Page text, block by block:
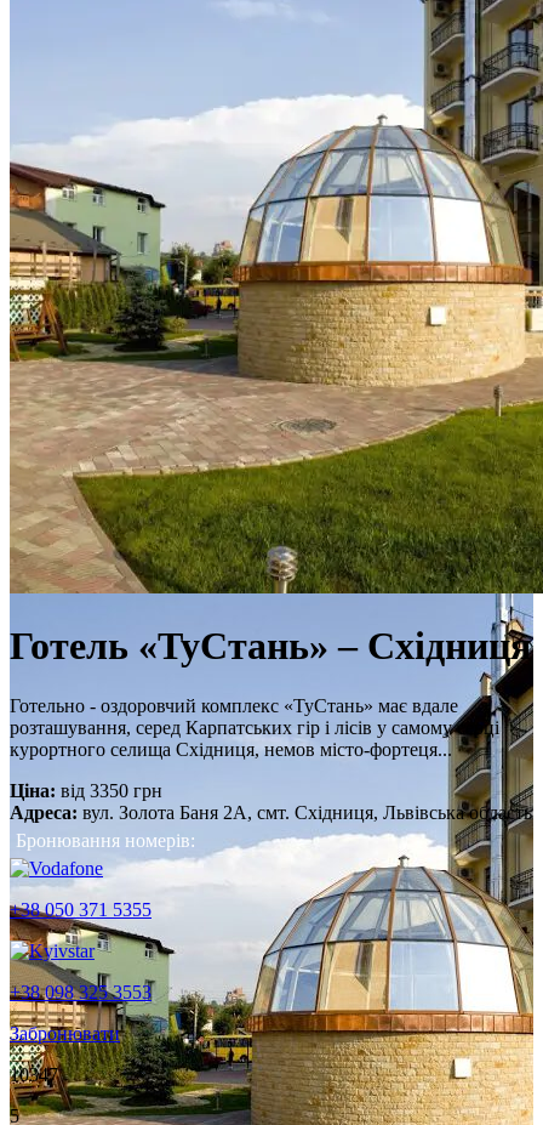
Готель «ТуСтань» – Східниця
Готельно - оздоровчий комплекс «ТуСтань» має вдале
розташування, серед Карпатських гір і лісів у самому серці
курортного селища Східниця, немов місто-фортеця...
Ціна: від 3350 грн
Адреса: вул. Золота Баня 2А, смт. Східниця, Львівська область
Бронювання номерів:
+38 050 371 5355
+38 098 325 3553
Забронювати
10347
5